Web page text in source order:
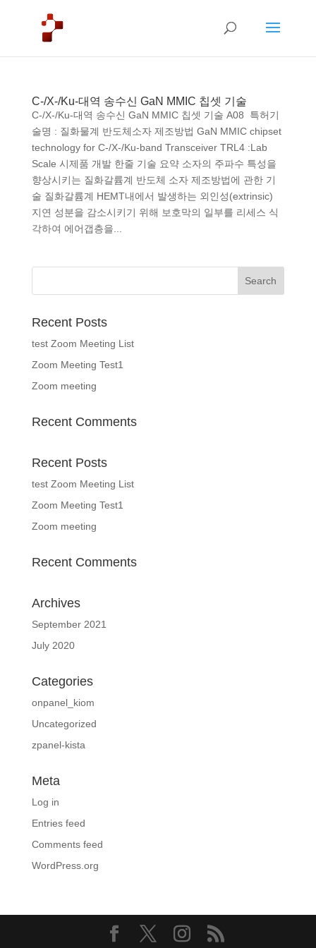
C-/X-/Ku-대역 송수신 GaN MMIC 칩셋 기술
C-/X-/Ku-대역 송수신 GaN MMIC 칩셋 기술 A08 특허기
술명 : 질화물계 반도체소자 제조방법 GaN MMIC chipset
technology for C-/X-/Ku-band Transceiver TRL4 :Lab
Scale 시제품 개발 한줄 기술 요약 소자의 주파수 특성을
향상시키는 질화갈륨계 반도체 소자 제조방법에 관한 기
술 질화갈륨계 HEMT내에서 발생하는 외인성(extrinsic)
지연 성분을 감소시키기 위해 보호막의 일부를 리세스 식
각하여 에어갭층을...
Recent Posts
test Zoom Meeting List
Zoom Meeting Test1
Zoom meeting
Recent Comments
Recent Posts
test Zoom Meeting List
Zoom Meeting Test1
Zoom meeting
Recent Comments
Archives
September 2021
July 2020
Categories
onpanel_kiom
Uncategorized
zpanel-kista
Meta
Log in
Entries feed
Comments feed
WordPress.org